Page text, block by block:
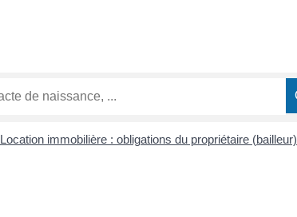
Location immobilière : obligations du propriétaire (bailleur)